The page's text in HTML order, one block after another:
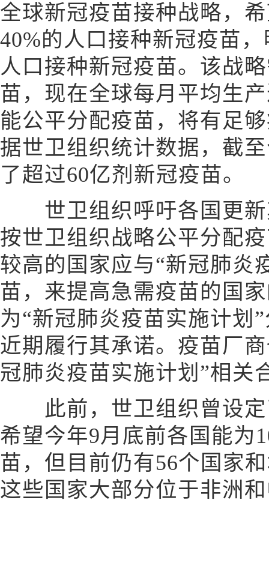
全球新冠疫苗接种战略，
40%的人口接种新冠疫苗
人口接种新冠疫苗。该战
苗，现在全球每月平均生
能公平分配疫苗，将有足
据世卫组织统计数据，截
了超过60亿剂新冠疫苗。
世卫组织呼吁各国更新
按世卫组织战略公平分配
较高的国家应与“新冠肺炎
苗，来提高急需疫苗的国
为“新冠肺炎疫苗实施计划
近期履行其承诺。疫苗厂
冠肺炎疫苗实施计划”相关
此前，世卫组织曾设定
希望今年9月底前各国能为
苗，但目前仍有56个国家
这些国家大部分位于非洲